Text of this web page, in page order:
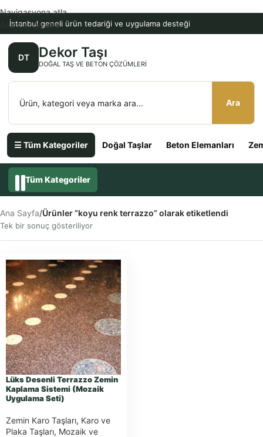
İstanbul geneli ürün tedariği ve uygulama desteği
DT Dekor Taşı
DOĞAL TAŞ VE BETON ÇÖZÜMLERI
Ara
☰ Tüm Kategoriler Doğal Taşlar Beton Elemanları
Navigasyona atla
Ana içeriğe atla
Tüm Kategoriler
Ana Sayfa/Ürünler “koyu renk terrazzo” olarak etiketlendi
Tek bir sonuç gösteriliyor
Lüks Desenli Terrazzo Zemin
Kaplama Sistemi (Mozaik
Uygulama Seti)
Zemin Karo Taşları, Karo ve
Plaka Taşları, Mozaik ve